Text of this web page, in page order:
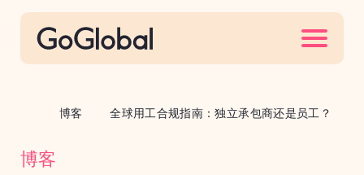
博客 全球用工合规指南：独立承包商还是员工？
博客